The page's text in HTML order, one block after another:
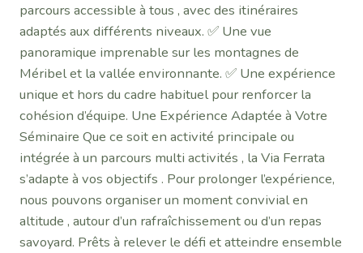
parcours accessible à tous , avec des itinéraires
adaptés aux différents niveaux. ✅ Une vue
panoramique imprenable sur les montagnes de
Méribel et la vallée environnante. ✅ Une expérience
unique et hors du cadre habituel pour renforcer la
cohésion d’équipe. Une Expérience Adaptée à Votre
Séminaire Que ce soit en activité principale ou
intégrée à un parcours multi activités , la Via Ferrata
s’adapte à vos objectifs . Pour prolonger l’expérience,
nous pouvons organiser un moment convivial en
altitude , autour d’un rafraîchissement ou d’un repas
savoyard. Prêts à relever le défi et atteindre ensemble